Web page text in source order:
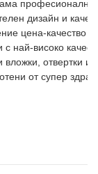
професионални
дизайн и
цена-качество и
най-високо
отвертки и
от супер